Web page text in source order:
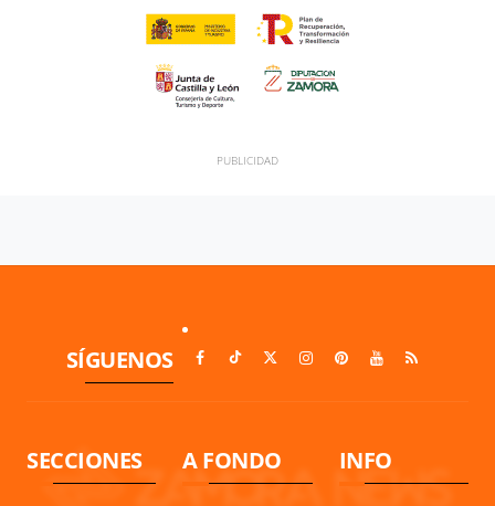
SÍGUENOS
SECCIONES A FONDO INFO